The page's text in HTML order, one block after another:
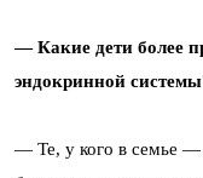
— Какие дети более
эндокринной
— Те, у кого в семье —